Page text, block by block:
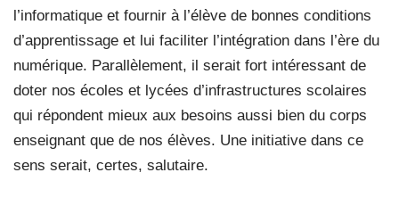
l’informatique et fournir à l’élève de bonnes conditions
d’apprentissage et lui faciliter l’intégration dans l’ère du
numérique. Parallèlement, il serait fort intéressant de
doter nos écoles et lycées d’infrastructures scolaires
qui répondent mieux aux besoins aussi bien du corps
enseignant que de nos élèves. Une initiative dans ce
sens serait, certes, salutaire.